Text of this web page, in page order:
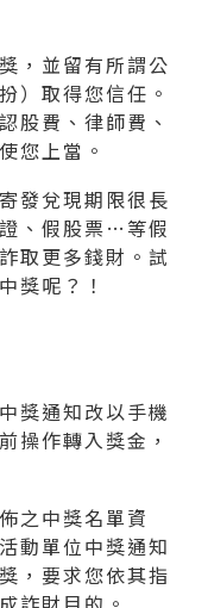
，並留有所謂公
）取得您信任。
股費、律師費、
您上當。
發兌現期限很長
、假股票…等假
取更多錢財。試
獎呢？！
獎通知改以手機
操作轉入獎金，
之中獎名單資
動單位中獎通知
，要求您依其指